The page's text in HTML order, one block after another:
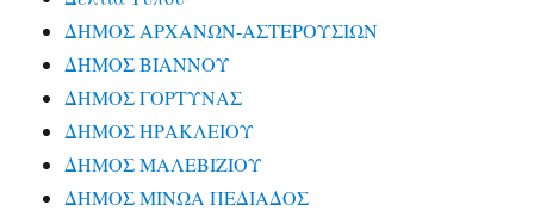
ΔΗΜΟΣ ΑΡΧΑΝΩΝ-ΑΣΤΕΡΟΥΣΙΩΝ
ΔΗΜΟΣ ΒΙΑΝΝΟΥ
ΔΗΜΟΣ ΓΟΡΤΥΝΑΣ
ΔΗΜΟΣ ΗΡΑΚΛΕΙΟΥ
ΔΗΜΟΣ ΜΑΛΕΒΙΖΙΟΥ
ΔΗΜΟΣ ΜΙΝΩΑ ΠΕΔΙΑΔΟΣ